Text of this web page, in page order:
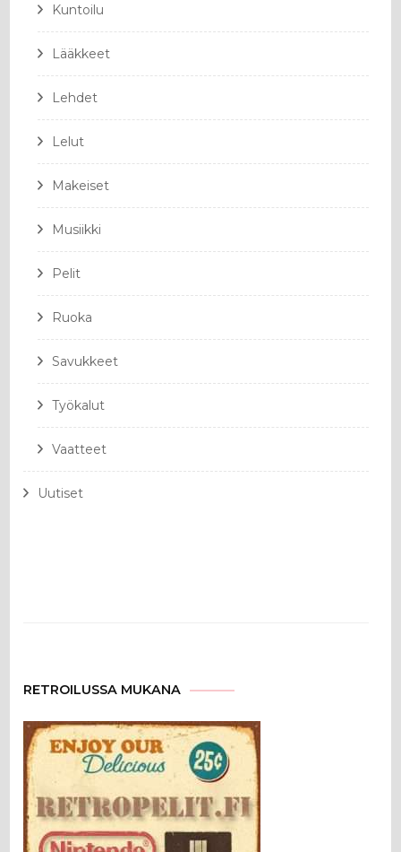
Kuntoilu
Lääkkeet
Lehdet
Lelut
Makeiset
Musiikki
Pelit
Ruoka
Savukkeet
Työkalut
Vaatteet
Uutiset
RETROILUSSA MUKANA